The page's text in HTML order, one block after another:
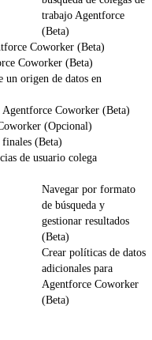
trabajo Agentforce
(Beta)
Coworker (Beta)
Coworker (Beta)
un origen de datos en
Coworker (Beta)
(Opcional)
(Beta)
de usuario colega
Navegar por formato
de búsqueda y
gestionar resultados
(Beta)
Crear políticas de datos
adicionales para
Agentforce Coworker
(Beta)